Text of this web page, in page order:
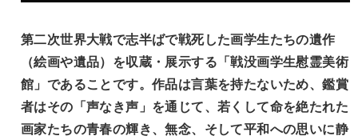
第二次世界大戦で志半ばで戦死した画学生たちの遺作
（絵画や遺品）を収蔵・展示する「戦没画学生慰霊美術
館」であることです。作品は言葉を持たないため、鑑賞
者はその「声なき声」を通じて、若くして命を絶たれた
画家たちの青春の輝き、無念、そして平和への思いに静